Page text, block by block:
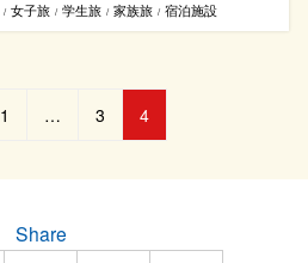
/ 女子旅 / 学生旅 / 家族旅 / 宿泊施設
1 … 3 4
Share